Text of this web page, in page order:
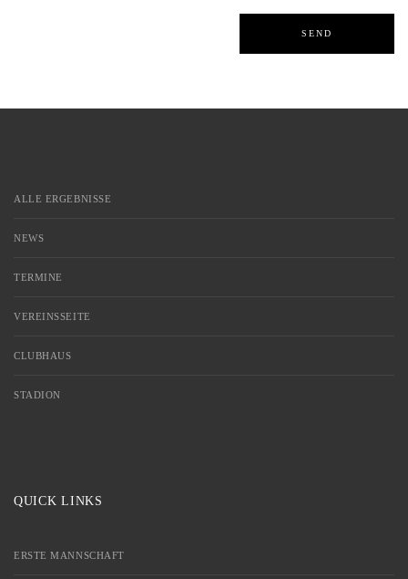
ALLE ERGEBNISSE
NEWS
TERMINE
VEREINSSEITE
CLUBHAUS
STADION
QUICK LINKS
ERSTE MANNSCHAFT